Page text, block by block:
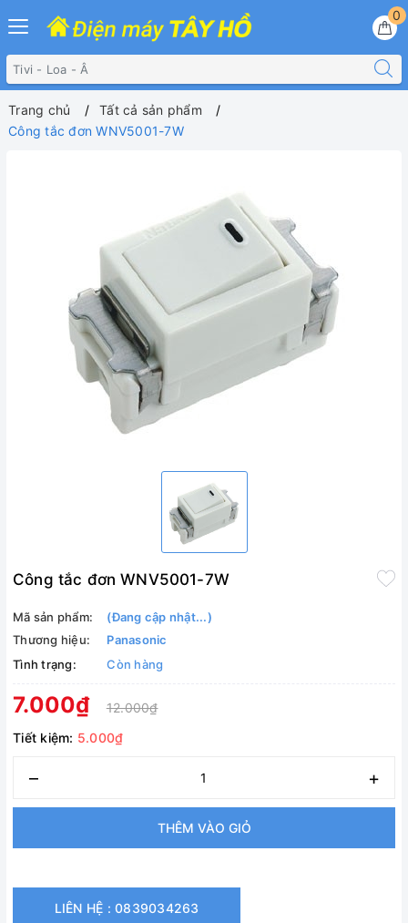
0
Trang chủ
Tất cả sản phẩm
Công tắc đơn WNV5001-7W
Công tắc đơn WNV5001-7W
Mã sản phẩm:
(Đang cập nhật...)
Thương hiệu:
Panasonic
Tình trạng:
Còn hàng
7.000₫
12.000₫
Tiết kiệm: 5.000₫
– +
THÊM VÀO GIỎ
LIÊN HỆ : 0839034263